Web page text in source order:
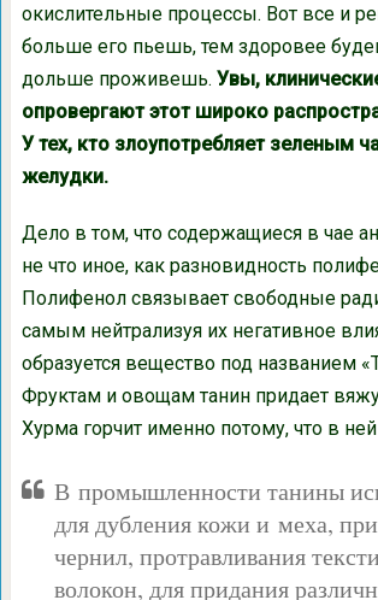
окислительные процессы. Вот все и
больше его пьешь, тем здоровее
дольше проживешь. Увы,
опровергают этот широко
У тех, кто злоупотребляет зеленым
желудки.
Дело в том, что содержащиеся в чае
не что иное, как разновидность
Полифенол связывает свободные
самым нейтрализуя их негативное
образуется вещество под названием
Фруктам и овощам танин придает
Хурма горчит именно потому, что в
В промышленности танины
для дубления кожи и меха,
чернил, протравливания
волокон, для придания